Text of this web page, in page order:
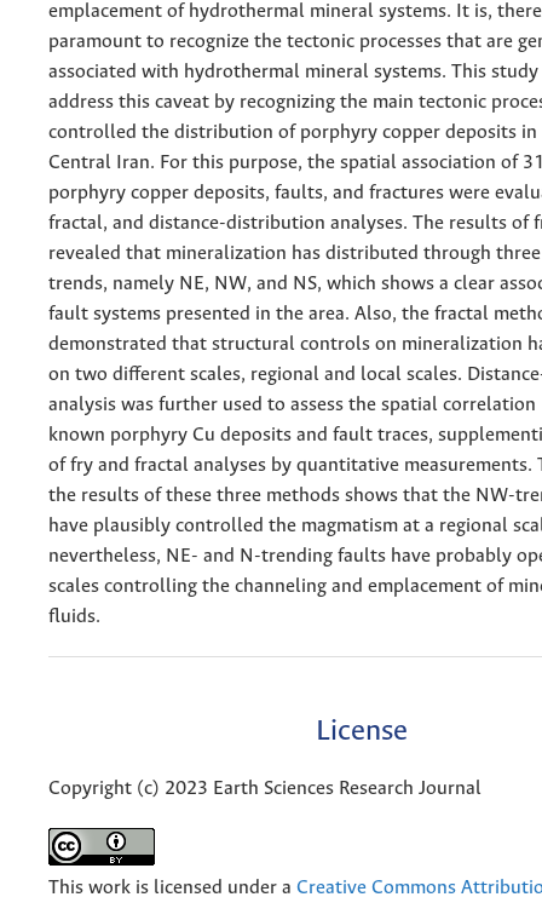
emplacement of hydrothermal mineral systems. It is,
paramount to recognize the tectonic processes that are
associated with hydrothermal mineral systems. This study
address this caveat by recognizing the main tectonic
controlled the distribution of porphyry copper deposits in
Central Iran. For this purpose, the spatial association of
porphyry copper deposits, faults, and fractures were
fractal, and distance-distribution analyses. The results of
revealed that mineralization has distributed through
trends, namely NE, NW, and NS, which shows a clear
fault systems presented in the area. Also, the fractal
demonstrated that structural controls on mineralization
on two different scales, regional and local scales.
analysis was further used to assess the spatial correlation
known porphyry Cu deposits and fault traces,
of fry and fractal analyses by quantitative measurements.
the results of these three methods shows that the NW-
have plausibly controlled the magmatism at a regional
nevertheless, NE- and N-trending faults have probably
scales controlling the channeling and emplacement of
fluids.
License
Copyright (c) 2023 Earth Sciences Research Journal
This work is licensed under a Creative Commons